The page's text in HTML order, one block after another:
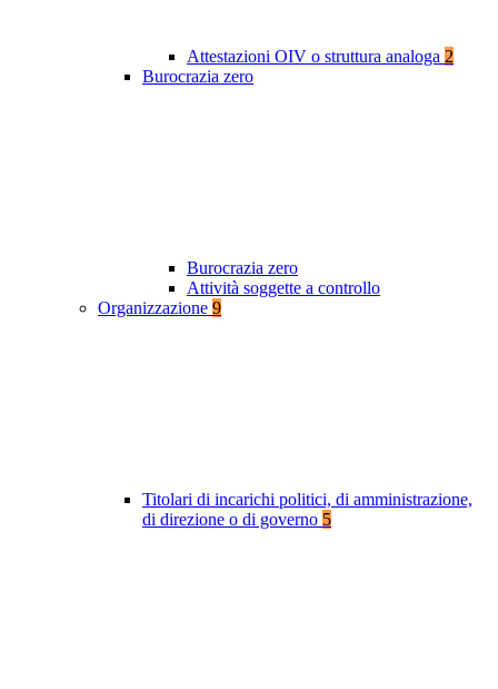
Attestazioni OIV o struttura analoga 2
Burocrazia zero
Burocrazia zero
Attività soggette a controllo
Organizzazione 9
Titolari di incarichi politici, di amministrazione,
di direzione o di governo 5